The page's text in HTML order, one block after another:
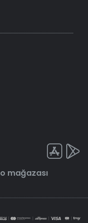
mağazası